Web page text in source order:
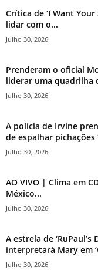
Crítica de ‘I Want Your
lidar com o...
Julho 30, 2026
Prenderam o oficial
liderar uma quadrilha
Julho 30, 2026
A polícia de Irvine
de espalhar pichações
Julho 30, 2026
AO VIVO | Clima em
México...
Julho 30, 2026
A estrela de ‘RuPaul’s
interpretará Mary em
Julho 30, 2026